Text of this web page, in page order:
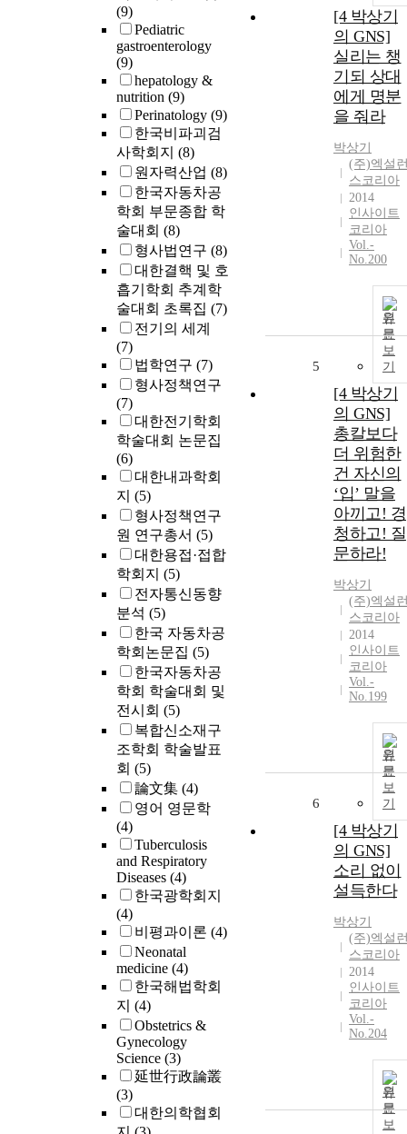
(9)
Pediatric
gastroenterology
(9)
hepatology &
nutrition (9)
Perinatology (9)
한국비파괴검
사학회지 (8)
원자력산업 (8)
한국자동차공
학회 부문종합 학
술대회 (8)
형사법연구 (8)
대한결핵 및 호
흡기학회 추계학
술대회 초록집 (7)
전기의 세계
(7)
법학연구 (7)
형사정책연구
(7)
대한전기학회
학술대회 논문집
(6)
대한내과학회
지 (5)
형사정책연구
원 연구총서 (5)
대한용접·접합
학회지 (5)
전자통신동향
분석 (5)
한국 자동차공
학회논문집 (5)
한국자동차공
학회 학술대회 및
전시회 (5)
복합신소재구
조학회 학술발표
회 (5)
論文集 (4)
영어 영문학
(4)
Tuberculosis
and Respiratory
Diseases (4)
한국광학회지
(4)
비평과이론 (4)
Neonatal
medicine (4)
한국해법학회
지 (4)
Obstetrics &
Gynecology
Science (3)
延世行政論叢
(3)
대한의학협회
[4 박상기
의 GNS]
실리는 챙
기되 상대
에게 명분
을 줘라
박상기
(주)엑설
스코리아
2014
인사이트
코리아
Vol.-
No.200
원
문
보
기
5
[4 박상기
의 GNS]
총칼보다
더 위험한
건 자신의
‘입’ 말을
아끼고! 경
청하고! 질
문하라!
박상기
(주)엑설
스코리아
2014
인사이트
코리아
Vol.-
No.199
원
문
보
기
6
[4 박상기
의 GNS]
소리 없이
설득한다
박상기
(주)엑설
스코리아
2014
인사이트
코리아
Vol.-
No.204
원
문
보